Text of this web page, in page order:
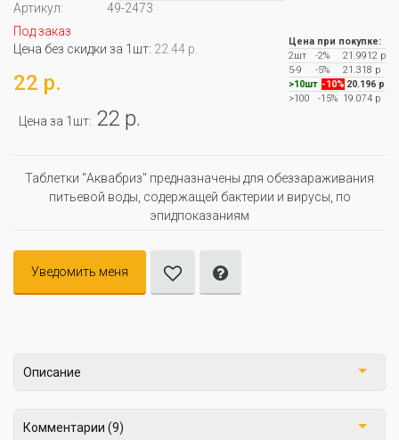
Артикул:
49-2473
Под заказ
Цена без скидки за 1шт: 22.44 р.
22 р.
Цена за 1шт: 22 р.
Цена при покупке:
2шт
-2%
21.9912 р
5-9
-5%
21.318 р
>10шт -10% 20.196 р
>100
-15% 19.074 р
Таблетки "Аквабриз" предназначены для обеззараживания
питьевой воды, содержащей бактерии и вирусы, по
эпидпоказаниям
Уведомить меня
Описание
Комментарии (9)